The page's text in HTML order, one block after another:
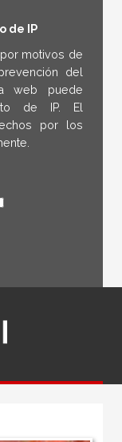
de IP
motivos de
del
web puede
de IP. El
por los